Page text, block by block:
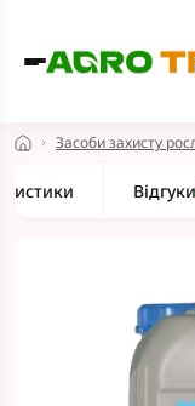
Засоби захисту
Відгуки